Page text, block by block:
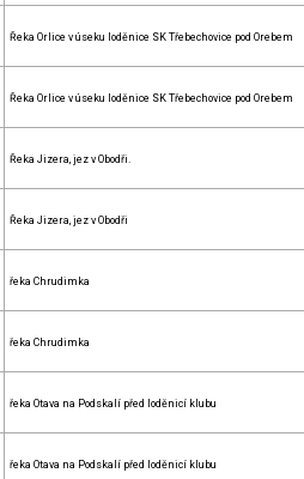
Řeka Orlice v úseku loděnice SK Třebechovice pod Orebem
Řeka Orlice v úseku loděnice SK Třebechovice pod Orebem
Řeka Jizera, jez v Obodři.
Řeka Jizera, jez v Obodři
řeka Chrudimka
řeka Chrudimka
řeka Otava na Podskalí před loděnicí klubu
řeka Otava na Podskalí před loděnicí klubu